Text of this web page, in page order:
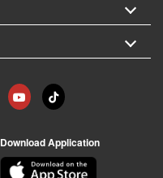
Download Application